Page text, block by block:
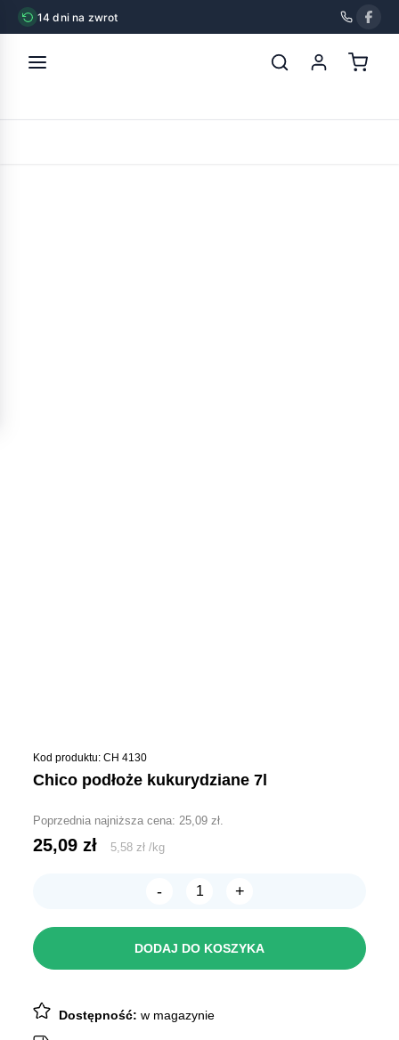
14 dni na zwrot
POWRÓT
Kod produktu: CH 4130
chico podłoże kukurydziane 7l
Poprzednia najniższa cena:25,09zł.
25,09zł 5,58zł /kg
-
ilość
7L
+
DODAJ DO KOSZYKA
Dostępność:w magazynie